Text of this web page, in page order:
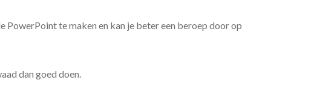
PowerPoint te maken en kan je beter een beroep door op
dan goed doen.